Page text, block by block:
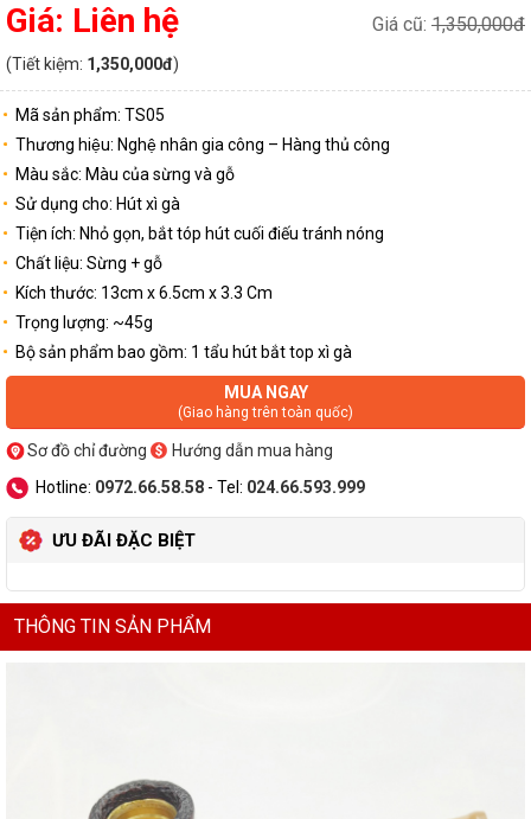
Giá cũ: 1,350,000đ
Giá: Liên hệ
(Tiết kiệm: 1,350,000đ)
Mã sản phẩm: TS05
Thương hiệu: Nghệ nhân gia công – Hàng thủ công
Màu sắc: Màu của sừng và gỗ
Sử dụng cho: Hút xì gà
Tiện ích: Nhỏ gọn, bắt tóp hút cuối điếu tránh nóng
Chất liệu: Sừng + gỗ
Kích thước: 13cm x 6.5cm x 3.3 Cm
Trọng lượng: ~45g
Bộ sản phẩm bao gồm: 1 tẩu hút bắt top xì gà
MUA NGAY
(Giao hàng trên toàn quốc)
Sơ đồ chỉ đường
Hướng dẫn mua hàng
Hotline: 0972.66.58.58 - Tel: 024.66.593.999
ƯU ĐÃI ĐẶC BIỆT
THÔNG TIN SẢN PHẨM